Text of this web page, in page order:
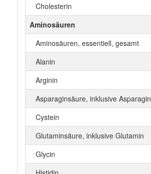
Cholesterin
Aminosäuren
Aminosäuren, essentiell, gesamt
Alanin
Arginin
Asparaginsäure, inklusive Asparagin
Cystein
Glutaminsäure, inklusive Glutamin
Glycin